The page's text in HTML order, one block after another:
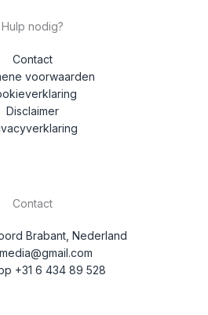
Hulp nodig?
Contact
voorwaarden
Disclaimer
Contact
Brabant, Nederland
+31 6 434 89 528